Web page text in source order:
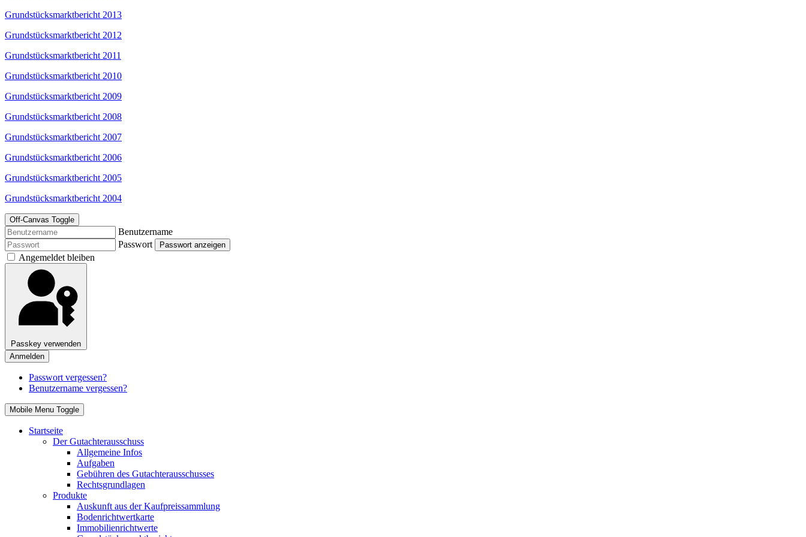
Grundstücksmarktbericht 2013
Grundstücksmarktbericht 2012
Grundstücksmarktbericht 2011
Grundstücksmarktbericht 2010
Grundstücksmarktbericht 2009
Grundstücksmarktbericht 2008
Grundstücksmarktbericht 2007
Grundstücksmarktbericht 2006
Grundstücksmarktbericht 2005
Grundstücksmarktbericht 2004
Off-Canvas Toggle
Benutzername
Passwort
Passwort anzeigen
Angemeldet bleiben
Passkey verwenden
Anmelden
Passwort vergessen?
Benutzername vergessen?
Mobile Menu Toggle
Startseite
Der Gutachterausschuss
Allgemeine Infos
Aufgaben
Gebühren des Gutachterausschusses
Rechtsgrundlagen
Produkte
Auskunft aus der Kaufpreissammlung
Bodenrichtwertkarte
Immobilienrichtwerte